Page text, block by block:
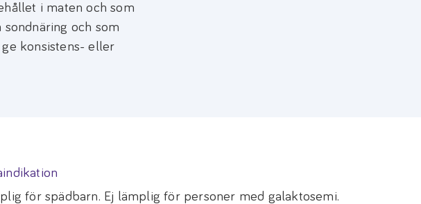
i maten och som
sondnäring och som
konsistens- eller
för spädbarn. Ej lämplig för personer med galaktosemi.